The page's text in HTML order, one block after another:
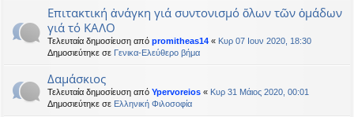
Επιτακτική ἀνάγκη γιά συντονισμό ὅλων τῶν ὁμάδων
γιά τό ΚΑΛΟ
Τελευταία δημοσίευση από promitheas14 « Κυρ 07 Ιουν 2020, 18:30
Δημοσιεύτηκε σε Γενικα-Ελεύθερο βήμα
Δαμάσκιος
Τελευταία δημοσίευση από Ypervoreios « Κυρ 31 Μάιος 2020, 00:01
Δημοσιεύτηκε σε Ελληνική Φιλοσοφία